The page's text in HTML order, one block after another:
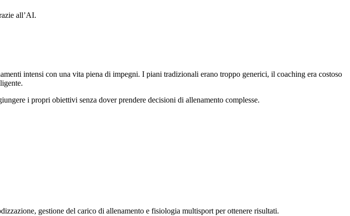
all’AI.
intensi con una vita piena di impegni. I piani tradizionali erano troppo generici, il coaching era costoso
i propri obiettivi senza dover prendere decisioni di allenamento complesse.
gestione del carico di allenamento e fisiologia multisport per ottenere risultati.